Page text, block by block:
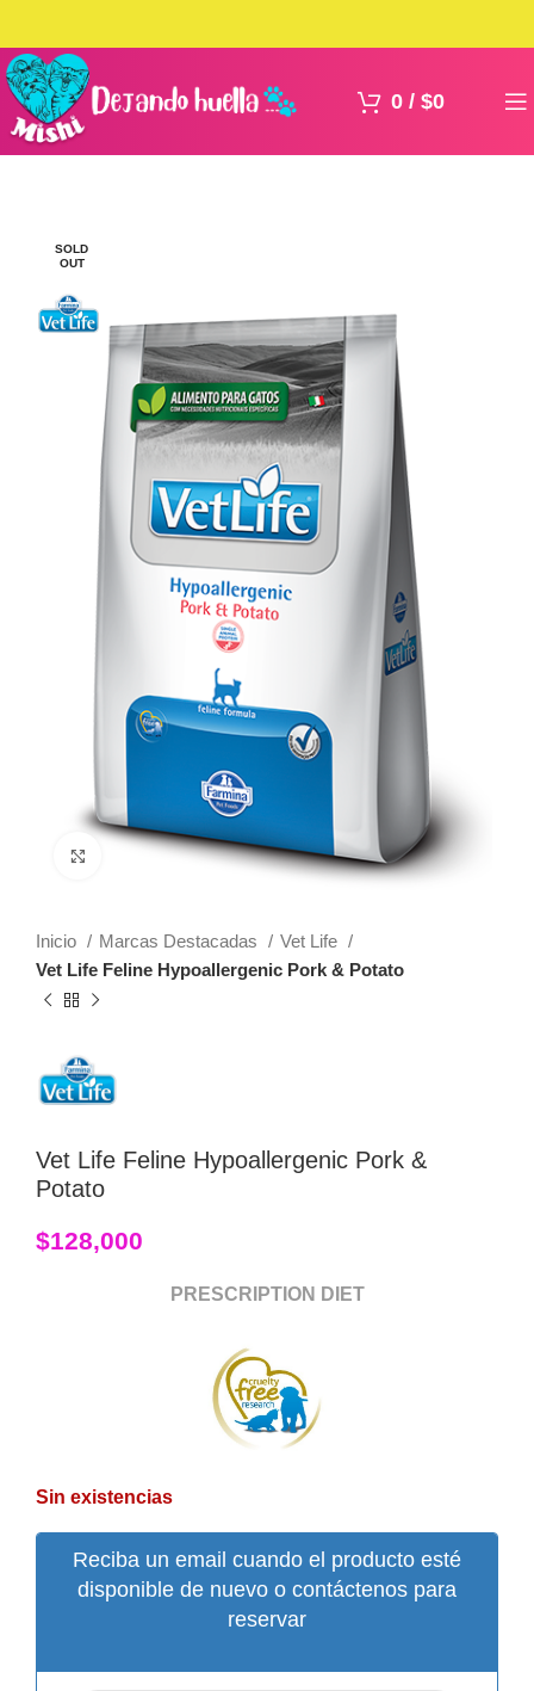
0 / $0
SOLD
OUT
Click to enlarge
Inicio Marcas Destacadas
Vet Life
Vet Life Feline Hypoallergenic Pork & Potato
Vet Life Feline Hypoallergenic Pork &
Potato
$128,000
PRESCRIPTION DIET
Sin existencias
Reciba un email cuando el producto esté
disponible de nuevo o contáctenos para
reservar